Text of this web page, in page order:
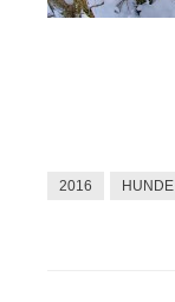
2016 HUNDE